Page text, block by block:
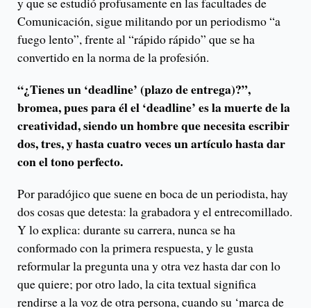
Comunicación, sigue militando por un periodismo “a
fuego lento”, frente al “rápido rápido” que se ha
convertido en la norma de la profesión.
“¿Tienes un ‘deadline’ (plazo de entrega)?”,
bromea, pues para él el ‘deadline’ es la muerte de la
creatividad, siendo un hombre que necesita escribir
dos, tres, y hasta cuatro veces un artículo hasta dar
con el tono perfecto.
Por paradójico que suene en boca de un periodista, hay
dos cosas que detesta: la grabadora y el entrecomillado.
Y lo explica: durante su carrera, nunca se ha
conformado con la primera respuesta, y le gusta
reformular la pregunta una y otra vez hasta dar con lo
que quiere; por otro lado, la cita textual significa
rendirse a la voz de otra persona, cuando su ‘marca de